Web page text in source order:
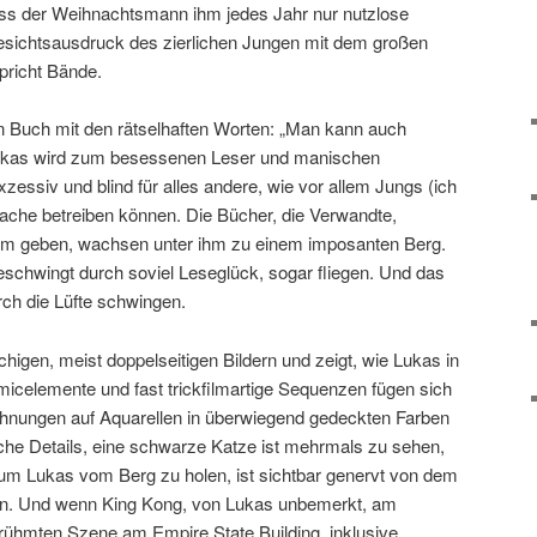
der Weihnachtsmann ihm jedes Jahr nur nutzlose
des zierlichen Jungen mit dem großen
Bände.
mit den rätselhaften Worten: „Man kann auch
wird zum besessenen Leser und manischen
und blind für alles andere, wie vor allem Jungs (ich
betreiben können. Die Bücher, die Verwandte,
geben, wachsen unter ihm zu einem imposanten Berg.
durch soviel Leseglück, sogar fliegen. Und das
die Lüfte schwingen.
meist doppelseitigen Bildern und zeigt, wie Lukas in
und fast trickfilmartige Sequenzen fügen sich
auf Aquarellen in überwiegend gedeckten Farben
Details, eine schwarze Katze ist mehrmals zu sehen,
Lukas vom Berg zu holen, ist sichtbar genervt von dem
Und wenn King Kong, von Lukas unbemerkt, am
Szene am Empire State Building, inklusive